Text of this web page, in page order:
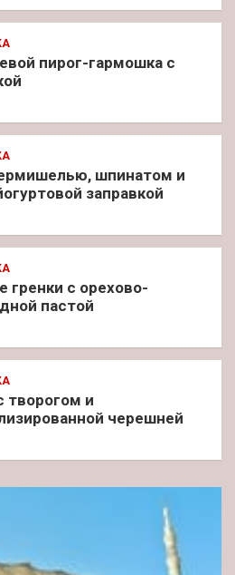
пирог-гармошка с
шпинатом и
заправкой
гренки с орехово-
пастой
творогом и
черешней